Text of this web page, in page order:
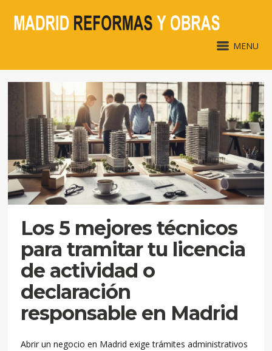
MENU
Los 5 mejores técnicos
para tramitar tu licencia
de actividad o
declaración
responsable en Madrid
Abrir un negocio en Madrid exige trámites administrativos